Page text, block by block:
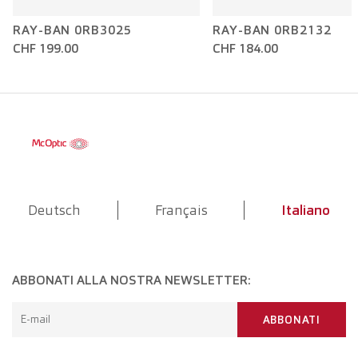
RAY-BAN 0RB3025
CHF 199.00
RAY-BAN 0RB2132
CHF 184.00
Deutsch Français Italiano
ABBONATI ALLA NOSTRA NEWSLETTER:
E-mail ABBONATI